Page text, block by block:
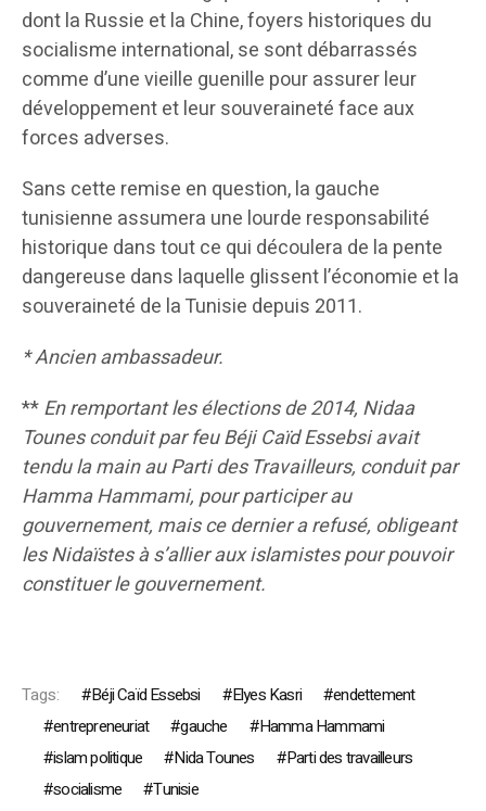
dont la Russie et la Chine, foyers historiques du
socialisme international, se sont débarrassés
comme d’une vieille guenille pour assurer leur
développement et leur souveraineté face aux
forces adverses.
Sans cette remise en question, la gauche
tunisienne assumera une lourde responsabilité
historique dans tout ce qui découlera de la pente
dangereuse dans laquelle glissent l’économie et la
souveraineté de la Tunisie depuis 2011.
* Ancien ambassadeur.
**En remportant les élections de 2014, Nidaa
Tounes conduit par feu Béji Caïd Essebsi avait
tendu la main au Parti des Travailleurs, conduit par
Hamma Hammami, pour participer au
gouvernement, mais ce dernier a refusé, obligeant
les Nidaïstes à s’allier aux islamistes pour pouvoir
constituer le gouvernement.
Tags: Béji Caïd Essebsi Elyes Kasri
endettement
entrepreneuriat
gauche
Hamma Hammami
islam politique
Nida Tounes
Parti des travailleurs
socialisme
Tunisie